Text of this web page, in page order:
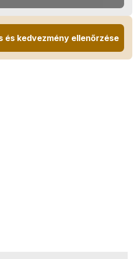
és kedvezmény ellenőrzése